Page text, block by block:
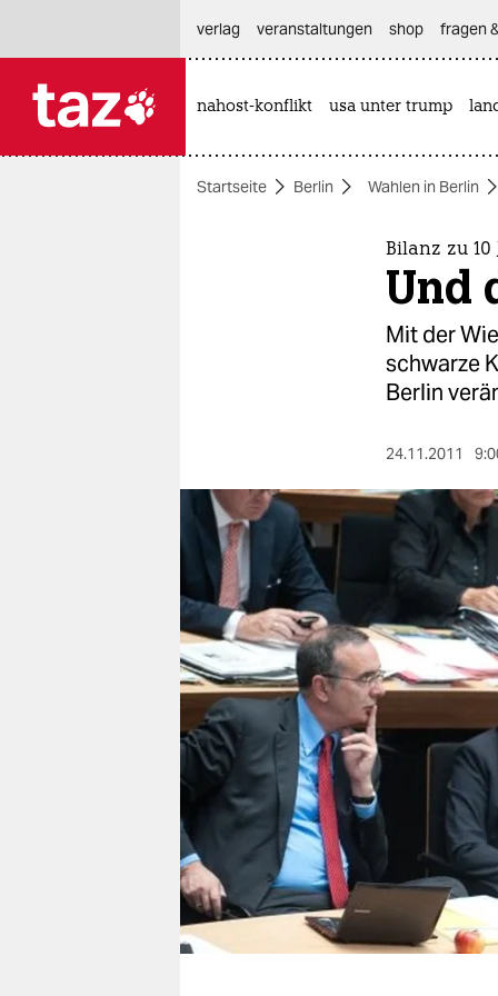
themen
berlin
nord
wahrheit
verlag
verlag
veranstaltungen
shop
fragen & hilfe
unterstützen
abo
genossenschaft
verlag
veranstaltungen shop fragen
nahost-konflikt usa unter trump
Startseite Berlin Wahlen in Berlin
Bilanz zu 10
Und
Mit der
schwarze
Berlin
24.11.2011